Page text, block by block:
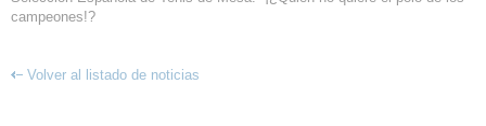
campeones!?
Volver al listado de noticias